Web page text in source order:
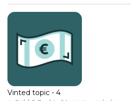
Vinted topic - 4